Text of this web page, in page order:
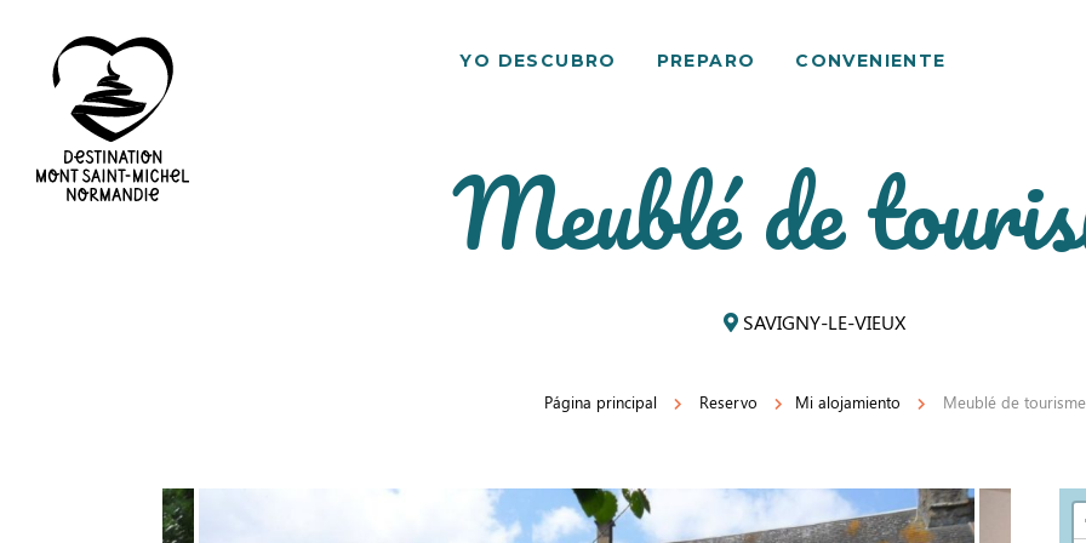
YO DESCUBRO PREPARO CONVENIENTE
Meublé de
SAVIGNY-LE-VIEUX
Página principal Reservo Mi alojamiento Meublé de tourisme